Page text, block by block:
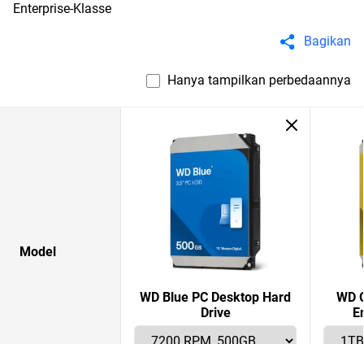
Enterprise-Klasse
Bagikan
Hanya tampilkan perbedaannya
Model
WD Blue PC Desktop Hard
Drive
WD